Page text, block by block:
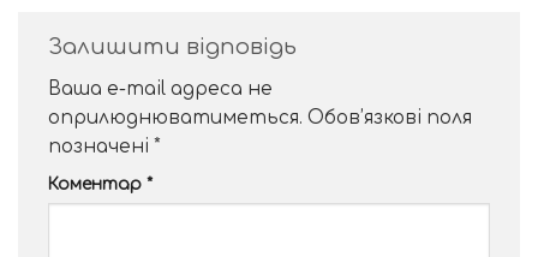
Залишити відповідь
Ваша e-mail адреса не
оприлюднюватиметься. Обов’язкові поля
позначені *
Коментар *